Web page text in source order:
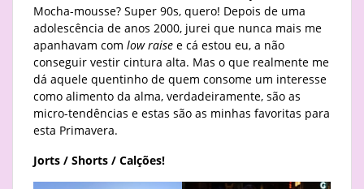
Mocha-mousse? Super 90s, quero! Depois de uma
adolescência de anos 2000, jurei que nunca mais me
apanhavam com low raise e cá estou eu, a não
conseguir vestir cintura alta. Mas o que realmente me
dá aquele quentinho de quem consome um interesse
como alimento da alma, verdadeiramente, são as
micro-tendências e estas são as minhas favoritas para
esta Primavera.
Jorts / Shorts / Calções!